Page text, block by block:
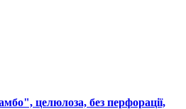
целюлоза, без перфорації,